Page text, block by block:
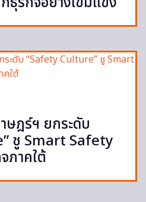
ฎร์ฯ ยกระดับ
ชู Smart Safety
ภาคใต้